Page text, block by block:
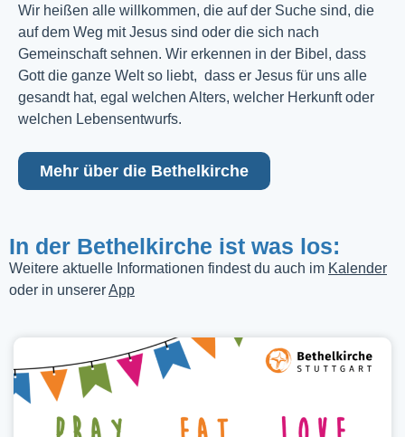
Wir heißen alle willkommen, die auf der Suche sind, die
auf dem Weg mit Jesus sind oder die sich nach
Gemeinschaft sehnen. Wir erkennen in der Bibel, dass
Gott die ganze Welt so liebt, dass er Jesus für uns alle
gesandt hat, egal welchen Alters, welcher Herkunft oder
welchen Lebensentwurfs.
Mehr über die Bethelkirche
In der Bethelkirche ist was los:
Weitere aktuelle Informationen findest du auch im Kalender
oder in unsererApp